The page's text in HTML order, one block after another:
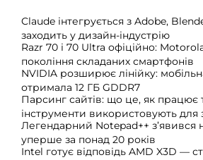
Claude інтегрується з Adobe,
заходить у дизайн-індустрію
Razr 70 і 70 Ultra офіційно:
покоління складаних смартфонів
NVIDIA розширює лінійку:
отримала 12 ГБ GDDR7
Парсинг сайтів: що це, як працює
інструменти використовують для
Легендарний Notepad++ з’явився
уперше за понад 20 років
Intel готує відповідь AMD X3D —